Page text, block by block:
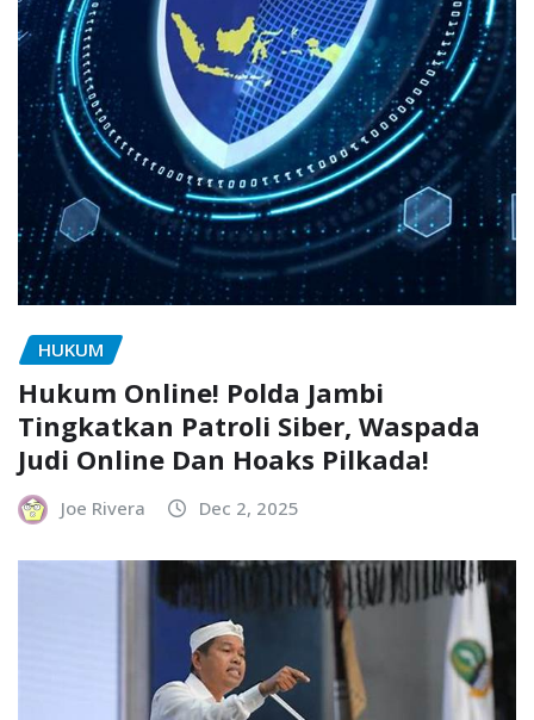
HUKUM
Hukum Online! Polda Jambi
Tingkatkan Patroli Siber, Waspada
Judi Online Dan Hoaks Pilkada!
Joe Rivera Dec 2, 2025